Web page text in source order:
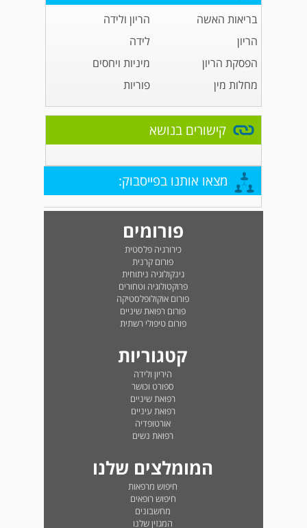
בריאות האשה
הריון ולידה
הריון
לידה
הפסקת הריון
מיניות ויחסים
מחלות מין
פוריות
קישורים בנושא
מצאו אותנו בפייסבוק:
פורומים
כירורגיה פלסטית
פורום קרנית
גינקולוגיה ניתוחית
פרוקטולוגיה וטחורים
פורום אוקולופלסטיקה
פורום רפואת שיניים
פורום טיפולי רשתית
קטגוריות
היריון ולידה
ספורט וכושר
רפואת שיניים
רפואת עיניים
אורטופדיה
רפואת נשים
המומלצים שלנו
חיפוש מרפאות
חיפוש רופאים
מחשבונים
המגזין שלנו